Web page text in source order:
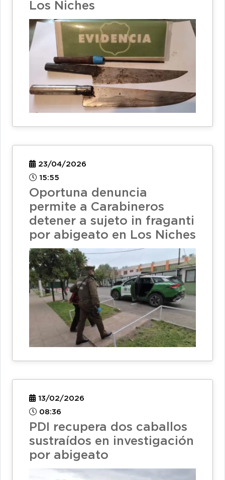
Los Niches
23/04/2026
15:55
Oportuna denuncia
permite a Carabineros
detener a sujeto in fraganti
por abigeato en Los Niches
13/02/2026
08:36
PDI recupera dos caballos
sustraídos en investigación
por abigeato